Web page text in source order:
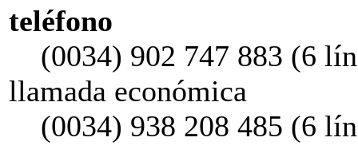
teléfono
(0034) 902 747 883 (6
llamada económica
(0034) 938 208 485 (6